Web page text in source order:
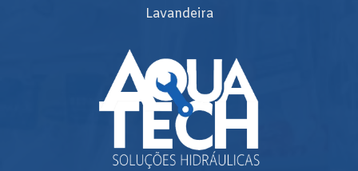
Lavandeira